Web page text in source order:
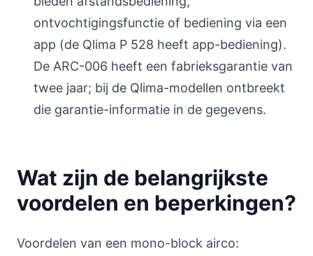
ontvochtigingsfunctie of bediening via een
app (de Qlima P 528 heeft app-bediening).
De ARC-006 heeft een fabrieksgarantie van
twee jaar; bij de Qlima-modellen ontbreekt
die garantie-informatie in de gegevens.
Wat zijn de belangrijkste
voordelen en beperkingen?
Voordelen van een mono-block airco: